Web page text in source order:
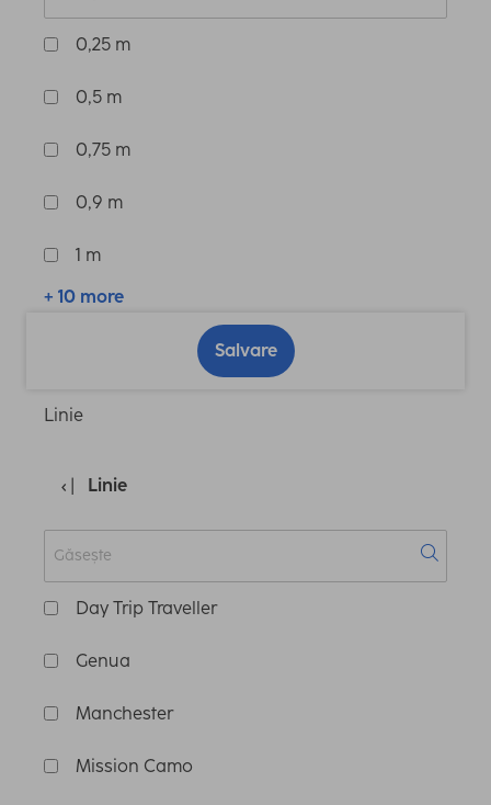
0,25 m
0,5 m
0,75 m
0,9 m
1 m
+ 10 more
Salvare
Linie
Linie
Day Trip Traveller
Genua
Manchester
Mission Camo